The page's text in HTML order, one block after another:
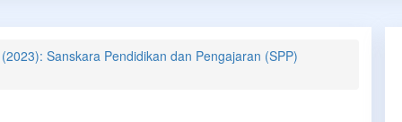
Sanskara Pendidikan dan Pengajaran (SPP)